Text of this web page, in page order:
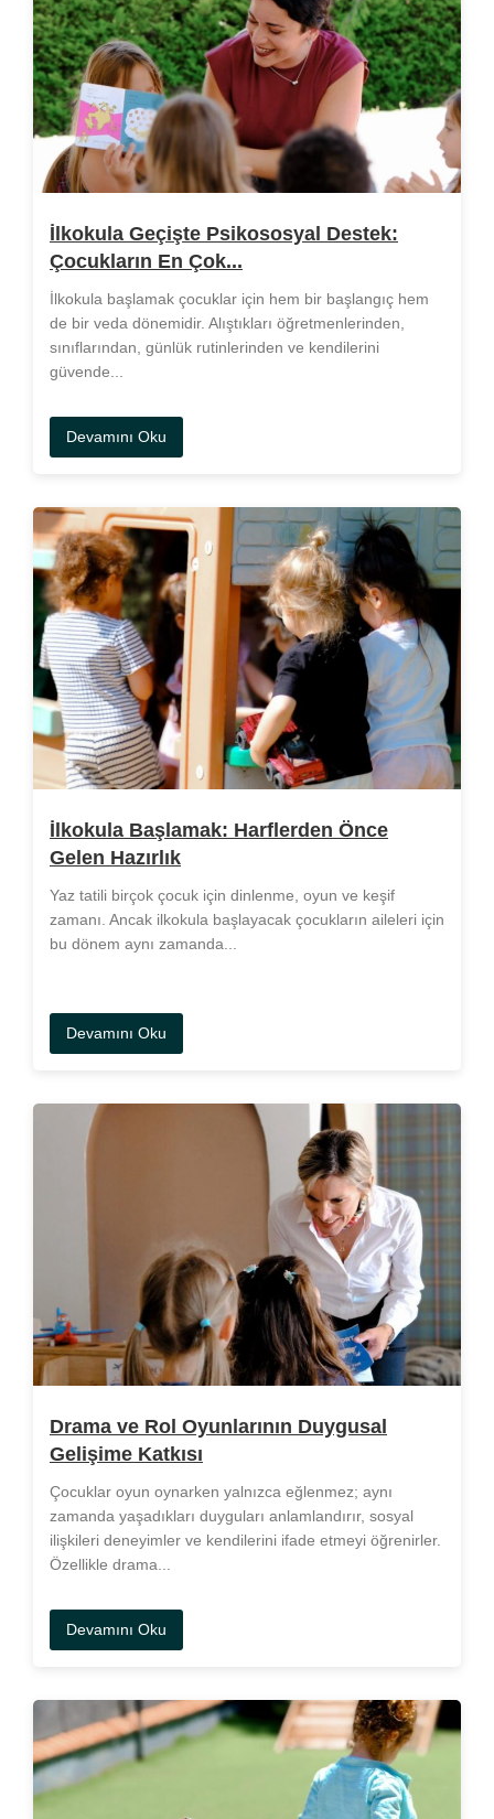
İlkokula Geçişte Psikososyal Destek:
Çocukların En Çok...
İlkokula başlamak çocuklar için hem bir başlangıç hem
de bir veda dönemidir. Alıştıkları öğretmenlerinden,
sınıflarından, günlük rutinlerinden ve kendilerini
güvende...
Devamını Oku
İlkokula Başlamak: Harflerden Önce
Gelen Hazırlık
Yaz tatili birçok çocuk için dinlenme, oyun ve keşif
zamanı. Ancak ilkokula başlayacak çocukların aileleri için
bu dönem aynı zamanda...
Devamını Oku
Drama ve Rol Oyunlarının Duygusal
Gelişime Katkısı
Çocuklar oyun oynarken yalnızca eğlenmez; aynı
zamanda yaşadıkları duyguları anlamlandırır, sosyal
ilişkileri deneyimler ve kendilerini ifade etmeyi öğrenirler.
Özellikle drama...
Devamını Oku